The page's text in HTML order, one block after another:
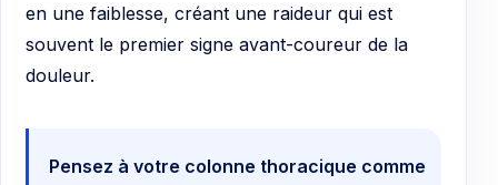
en une faiblesse, créant une raideur qui est
souvent le premier signe avant-coureur de la
douleur.
Pensez à votre colonne thoracique comme